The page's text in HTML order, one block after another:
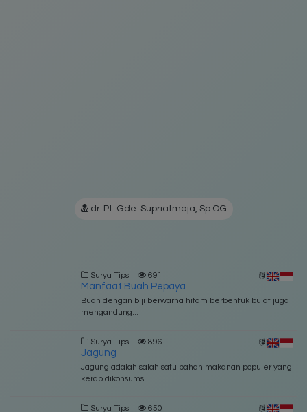
dr. Pt. Gde. Supriatmaja, Sp.OG
Surya Tips 691
Manfaat Buah Pepaya
Buah dengan biji berwarna hitam berbentuk bulat juga
mengandung...
Surya Tips 896
Jagung
Jagung adalah salah satu bahan makanan populer yang
kerap dikonsumsi...
Surya Tips 650